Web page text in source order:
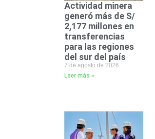
Actividad minera
generó más de S/
2,177 millones en
transferencias
para las regiones
del sur del país
7 de agosto de 2026
Leer más »